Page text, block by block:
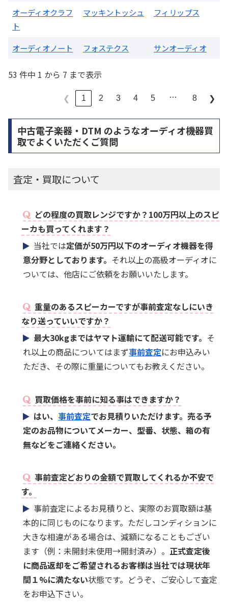
オーディオクラフ
ト
マッキントッシュ フィリップス
オーディオノート フォステクス サンオーディオ
53 件中 1 から 7 まで表示
❮ 1 2 3 4 5 … 8 ❯
中古電子楽器・DTM のようなオーディオ機器買
取でよくいただくご質問
査定・買取について
どの程度の買取レンジですか？100万円以上のスピ
ーカも買ってくれます？
当社では定価が50万円以下のオーディオ機器を得
意分野としております。 それ以上の高級オーディオに
ついては、他店にご依頼をお願いいたします。
重量のあるスピーカーですが事前査定なしにいき
なり送っていいですか？
最大30kgまではヤマト運輸にて配送可能です。 そ
れ以上の商品についてはまず事前査定にお申込みい
ただき、その際に重量についてもお教えください。
買取価格を事前に知る事はできますか？
はい、事前査定でお見積りいただけます。売る予
定のお品物についてメーカー、型番、状態、箱の有
無などをご連絡ください。
事前査定どおりの金額で買取してくれるか不安で
す。
事前査定によるお見積りと、実際のお買取額は基
本的に同じものになります。ただしコンディションに
大きな相違がある場合は、減額になることもござい
ます（例：未開封未使用→開封済み）。 正式査定後
に商品返却をご希望されるお客様は当社では現状年
間１%に満たない状態です。どうぞ、ご安心して査定
をお申込下さい。